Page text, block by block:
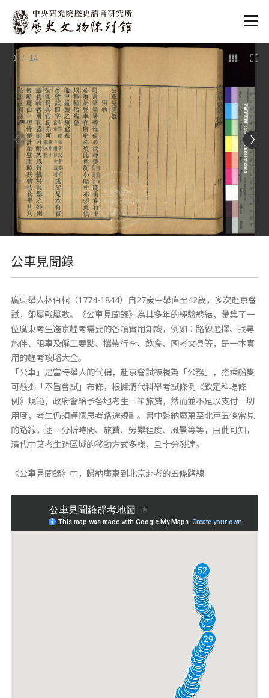
:::
1 / 14
公車見聞錄
廣東舉人林伯桐（1774-1844）自27歲中舉直至42歲，多次赴京會
試，卻屢戰屢敗。《公車見聞錄》為其多年的經驗總結，彙集了一
位廣東考生進京趕考需要的各項實用知識，例如：路線選擇、找尋
旅伴、租車及僱工要點、攜帶行李、飲食、國考文具等，是一本實
用的趕考攻略大全。
「公車」是當時舉人的代稱，赴京會試被視為「公務」，搭乘船隻
可懸掛「奉旨會試」布條，根據清代科舉考試條例《欽定科場條
例》規範，政府會給予各地考生一筆旅費，然而並不足以支付一切
用度，考生仍須謹慎思考路途規劃。書中歸納廣東至北京五條常見
的路線，逐一分析時間、旅費、勞累程度、風景等等，由此可知，
清代中葉考生跨區域的移動方式多樣，且十分發達。
《公車見聞錄》中，歸納廣東到北京赴考的五條路線